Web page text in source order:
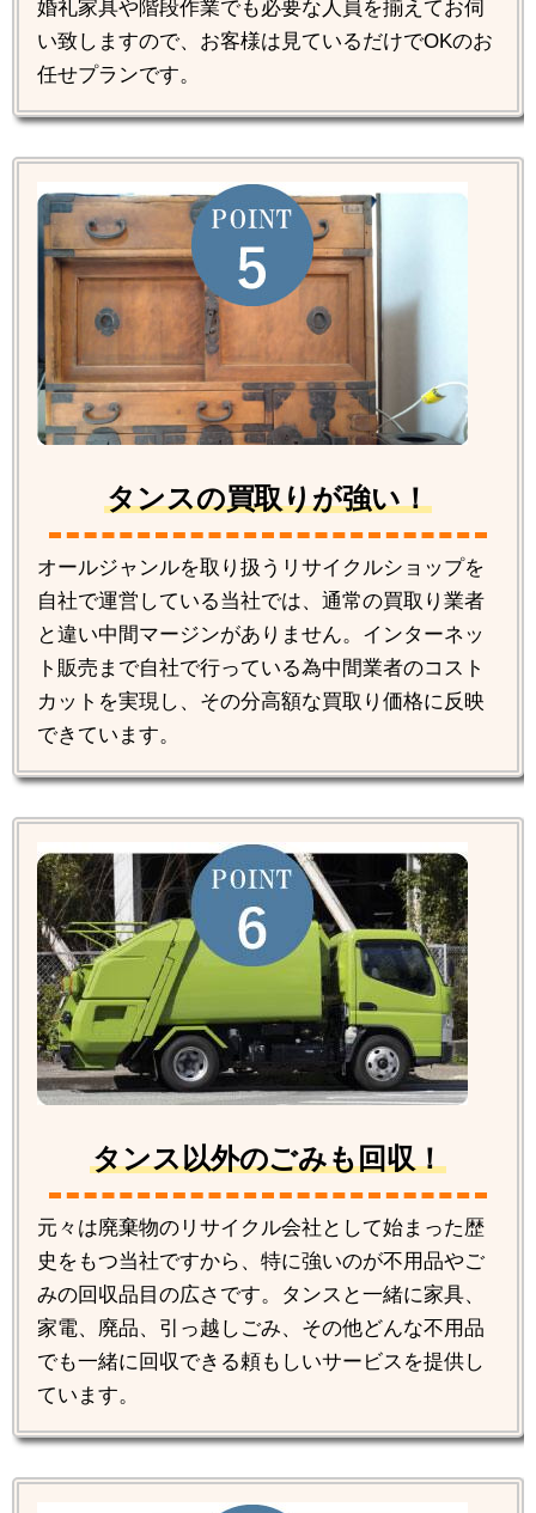
婚礼家具や階段作業でも必要な人員を揃えてお伺
い致しますので、お客様は見ているだけでOKのお
任せプランです。
タンスの買取りが強い！
オールジャンルを取り扱うリサイクルショップを
自社で運営している当社では、通常の買取り業者
と違い中間マージンがありません。インターネッ
ト販売まで自社で行っている為中間業者のコスト
カットを実現し、その分高額な買取り価格に反映
できています。
タンス以外のごみも回収！
元々は廃棄物のリサイクル会社として始まった歴
史をもつ当社ですから、特に強いのが不用品やご
みの回収品目の広さです。タンスと一緒に家具、
家電、廃品、引っ越しごみ、その他どんな不用品
でも一緒に回収できる頼もしいサービスを提供し
ています。